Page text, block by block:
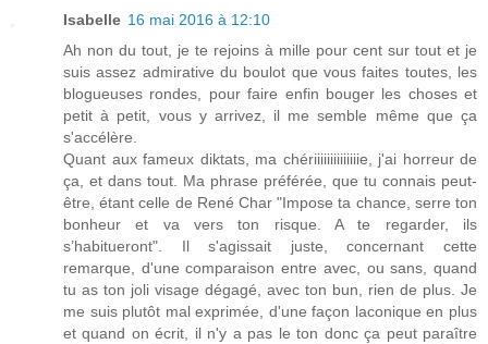
Isabelle 16 mai 2016 à 12:10
Ah non du tout, je te rejoins à mille pour cent sur tout et je
suis assez admirative du boulot que vous faites toutes, les
blogueuses rondes, pour faire enfin bouger les choses et
petit à petit, vous y arrivez, il me semble même que ça
s'accélère.
Quant aux fameux diktats, ma chériiiiiiiiiiiiiie, j'ai horreur de
ça, et dans tout. Ma phrase préférée, que tu connais peut-
être, étant celle de René Char "Impose ta chance, serre ton
bonheur et va vers ton risque. A te regarder, ils
s’habitueront". Il s'agissait juste, concernant cette
remarque, d'une comparaison entre avec, ou sans, quand
tu as ton joli visage dégagé, avec ton bun, rien de plus. Je
me suis plutôt mal exprimée, d'une façon laconique en plus
et quand on écrit, il n'y a pas le ton donc ça peut paraître